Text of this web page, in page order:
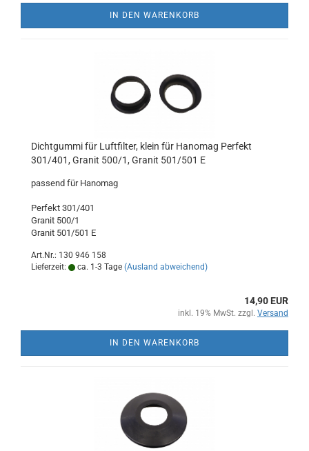
IN DEN WARENKORB
Dichtgummi für Luftfilter, klein für Hanomag Perfekt
301/401, Granit 500/1, Granit 501/501 E
passend für Hanomag
Perfekt 301/401
Granit 500/1
Granit 501/501 E
Art.Nr.: 130 946 158
Lieferzeit:
ca. 1-3 Tage (Ausland abweichend)
14,90 EUR
inkl. 19% MwSt. zzgl. Versand
IN DEN WARENKORB